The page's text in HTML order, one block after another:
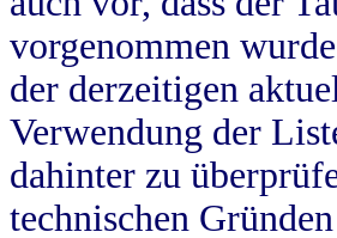
vorgenommen
der derzeitigen
Verwendung der
dahinter zu
technischen